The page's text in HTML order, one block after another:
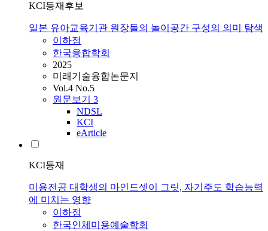
KCI등재후보
일본 유아교육기관 원장들의 놀이공간 구성의 의미 탐색
이하정
한국융합학회
2025
미래기술융합논문지
Vol.4 No.5
원문보기 3
NDSL
KCI
eArticle
KCI등재
미용전공 대학생의 마인드셋이 그릿, 자기주도 학습능력
에 미치는 영향
이하정
한국인체미용예술학회